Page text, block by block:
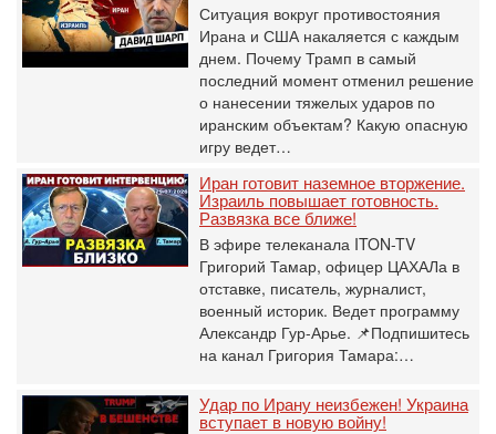
Ситуация вокруг противостояния
Ирана и США накаляется с каждым
днем. Почему Трамп в самый
последний момент отменил решение
о нанесении тяжелых ударов по
иранским объектам? Какую опасную
игру ведет…
Иран готовит наземное вторжение.
Израиль повышает готовность.
Развязка все ближе!
В эфире телеканала ITON-TV
Григорий Тамар, офицер ЦАХАЛа в
отставке, писатель, журналист,
военный историк. Ведет программу
Александр Гур-Арье. 📌Подпишитесь
на канал Григория Тамара:…
Удар по Ирану неизбежен! Украина
вступает в новую войну!